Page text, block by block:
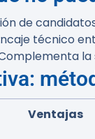
de
técnico
Ventajas